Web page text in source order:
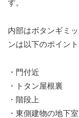
す。
内部はボタンギミ
ンは以下のポイン
・門付近
・トタン屋根裏
・階段上
・東側建物の地下室